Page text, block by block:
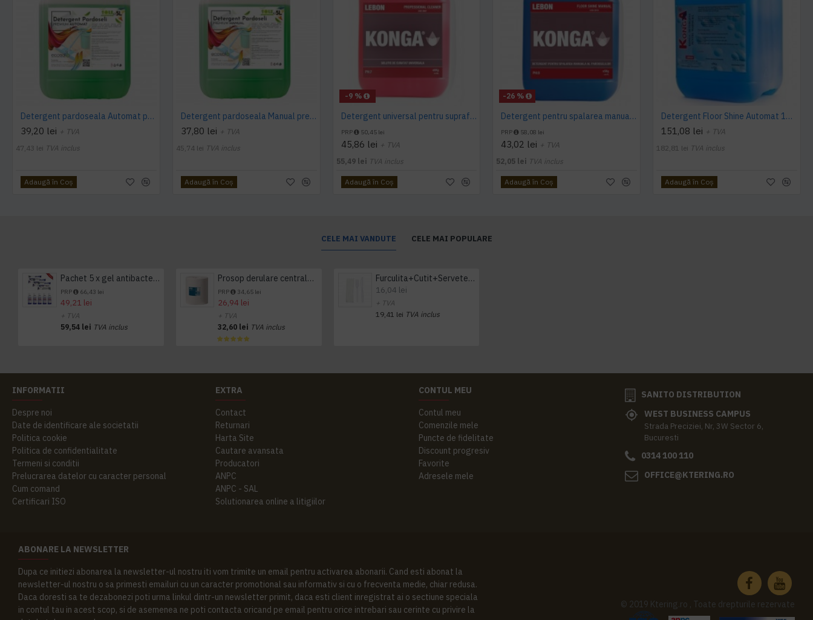
Detergent pardoseala Automat premium AQAS
39,20 lei + TVA
47,43 lei TVA inclus
Adaugă în Coş
Detergent pardoseala Manual premium 5L Canistra AQAS
37,80 lei + TVA
45,74 lei TVA inclus
Adaugă în Coş
-9 %
Detergent universal pentru suprafete, Professional Cleaner, Konga, 5 L
PRP 50,45 lei
45,86 lei + TVA
55,49 lei TVA inclus
Adaugă în Coş
-26 %
Detergent pentru spalarea manuala a pardoselilor, Dilutie 1:100, Floor Shine Manual, Konga, 5L
PRP 58,08 lei
43,02 lei + TVA
52,05 lei TVA inclus
Adaugă în Coş
Detergent Floor Shine Automat 10 L Konga
151,08 lei + TVA
182,81 lei TVA inclus
Adaugă în Coş
CELE MAI VANDUTE CELE MAI POPULARE
Pachet 5 x gel antibacterian 50ml si 3 x Servetele antibacteriene 48 buc Hygienium
PRP 66,43 lei
49,21 lei
+ TVA
59,54 lei TVA inclus
Prosop derulare centrala 1 pliu, 300 m Tork
PRP 34,65 lei
26,94 lei
+ TVA
32,60 lei TVA inclus
Furculita+Cutit+Servetel 100buc/set
16,04 lei
+ TVA
19,41 lei TVA inclus
INFORMATII
Despre noi
Date de identificare ale societatii
Politica cookie
Politica de confidentialitate
Termeni si conditii
Prelucrarea datelor cu caracter personal
Cum comand
Certificari ISO
EXTRA
Contact
Returnari
Harta Site
Cautare avansata
Producatori
ANPC
ANPC - SAL
Solutionarea online a litigiilor
CONTUL MEU
Contul meu
Comenzile mele
Puncte de fidelitate
Discount progresiv
Favorite
Adresele mele
SANITO DISTRIBUTION
WEST BUSINESS CAMPUS
Strada Preciziei, Nr, 3W Sector 6,
Bucuresti
0314 100 110
OFFICE@KTERING.RO
ABONARE LA NEWSLETTER
Dupa ce initiezi abonarea la newsletter-ul nostru iti vom trimite un email pentru activarea abonarii. Cand esti abonat la
newsletter-ul nostru o sa primesti emailuri cu un caracter promotional sau informativ si cu o frecventa medie, chiar redusa.
Daca doresti sa te dezabonezi poti urma linkul dintr-un newsletter primit, daca esti client inregistrat ai o sectiune speciala
in contul tau in acest scop, si de asemenea ne poti contacta oricand pe email pentru orice intrebari sau cerinte cu privire la
© 2019 Ktering.ro , Toate drepturile rezervate